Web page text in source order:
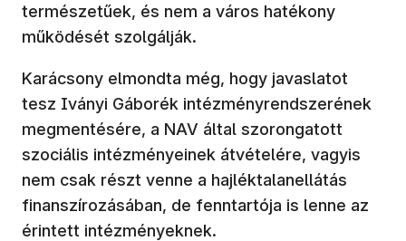
természetűek, és nem a város hatékony
működését szolgálják.
Karácsony elmondta még, hogy javaslatot
tesz Iványi Gáborék intézményrendszerének
megmentésére, a NAV által szorongatott
szociális intézményeinek átvételére, vagyis
nem csak részt venne a hajléktalanellátás
finanszírozásában, de fenntartója is lenne az
érintett intézményeknek.